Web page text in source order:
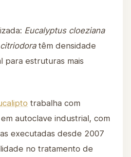
Eucalyptus cloeziana
têm densidade
para estruturas mais
trabalha com
autoclave industrial, com
executadas desde 2007
no tratamento de